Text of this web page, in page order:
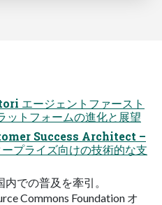
エージェントファースト
トフォームの進化と展望
Success Architect –
プライズ向けの技術的な支
での普及を牽引。
Commons Foundation オ